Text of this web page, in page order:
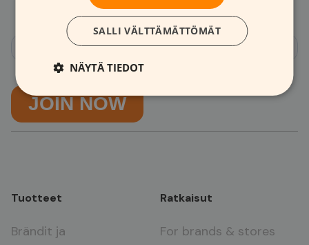
Tilaa uutiskirje
Tuotteet
Brändit ja
Ratkaisut
For brands & stores
SALLI VÄLTTÄMÄTTÖMÄT
NÄYTÄ TIEDOT